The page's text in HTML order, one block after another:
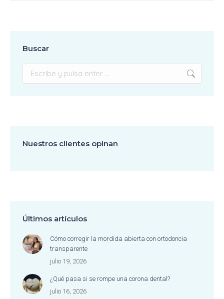
Buscar
Nuestros clientes opinan
Últimos artículos
Cómo corregir la mordida abierta con ortodoncia
transparente
julio 19, 2026
¿Qué pasa si se rompe una corona dental?
julio 16, 2026